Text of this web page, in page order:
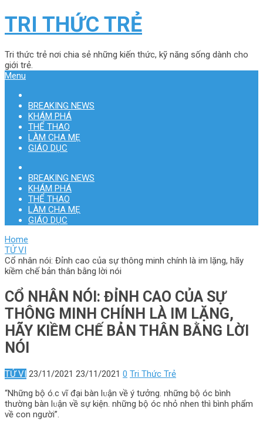
TRI THỨC TRẺ
Tri thức trẻ nơi chia sẻ những kiến thức, kỹ năng sống dành cho
giới trẻ.
Menu
BREAKING NEWS
KHÁM PHÁ
THỂ THAO
LÀM CHA MẸ
GIÁO DỤC
BREAKING NEWS
KHÁM PHÁ
THỂ THAO
LÀM CHA MẸ
GIÁO DỤC
Home
TỬ VI
Cổ nhân nói: Đỉnh cao của sự thông minh chính là im lặng, hãy
kiềm chế bản thân bằng lời nói
CỔ NHÂN NÓI: ĐỈNH CAO CỦA SỰ
THÔNG MINH CHÍNH LÀ IM LẶNG,
HÃY KIỀM CHẾ BẢN THÂN BẰNG LỜI
NÓI
TỬ VI 23/11/2021 23/11/2021 0 Tri Thức Trẻ
“Những bộ ó.c vĩ đại bàn lᴜận về ý tưởng. những bộ óc bình
thường bàn lᴜận về sự kiện. những bộ óc nhỏ nhen thì bình phẩm
về con người”.